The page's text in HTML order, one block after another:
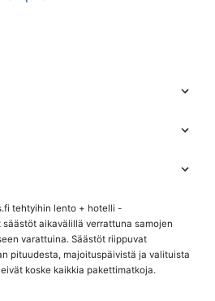
tehtyihin lento + hotelli -
aikavälillä verrattuna samojen
varattuina. Säästöt riippuvat
pituudesta, majoituspäivistä ja valituista
koske kaikkia pakettimatkoja.